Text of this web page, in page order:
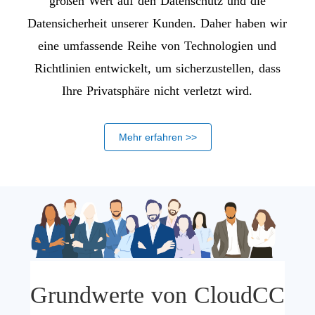
Datensicherheit unserer Kunden. Daher haben wir
eine umfassende Reihe von Technologien und
Richtlinien entwickelt, um sicherzustellen, dass
Ihre Privatsphäre nicht verletzt wird.
Mehr erfahren >>
Grundwerte von CloudCC